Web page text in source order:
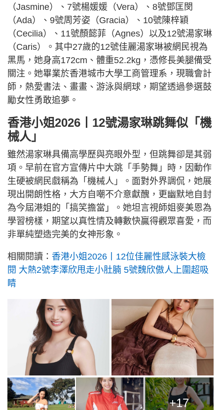
（Jasmine）、7號楊媛媛（Vera）、8號鄧匡閔
（Ada）、9號周芳姿（Gracia）、10號陳梓穎
（Cecilia）、11號顏懿菲（Agnes）以及12號湯家琳
（Caris）。其中27歲的12號佳麗湯家琳被網民視為
黑馬，她身高172cm、體重52.2kg，憑修長美腿備受
關注。她畢業於香港城市大學工商管理系，現職會計
師，熱愛書法、畫畫、游泳與網球，期望透過參選鼓
勵女性勇敢追夢。
香港小姐2026丨12號湯家琳跳舞似「機
械人」
雖然湯家琳具備高學歷與亮眼外型，但跳舞卻是其弱
項。早前在官方宣傳片中大跳「手勢舞」時，因動作
生硬被網民戲稱為「機械人」。面對外界調侃，她展
現出開朗性格，大方自嘲不介意獻醜，更幽默地自封
為今屆港姐的「搞笑擔當」。她坦言視師姐麥美恩為
學習榜樣，期望以真性情及轉數快贏得觀眾喜愛，而
非單純塑造完美的女神形象。
相關閱讀： 香港小姐2026丨12位佳麗性感泳裝大檢
閱 大熱2號李澤欣甩走小肚腩 5號魏欣傲人上圍超吸
睛
+17